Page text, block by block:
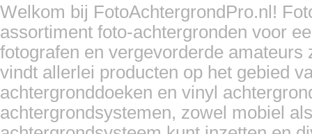
Welkom bij FotoAchtergrondPro.nl!
assortiment foto-achtergronden voor
fotografen en vergevorderde
vindt allerlei producten op het gebied
achtergronddoeken en vinyl
achtergrondsystemen, zowel mobiel